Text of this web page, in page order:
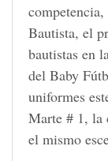
Bautista, el
bautistas en
del Baby
uniformes
Marte # 1, la
el mismo